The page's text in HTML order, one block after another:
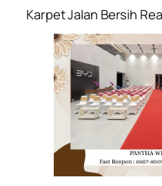
Karpet Jalan Bersih